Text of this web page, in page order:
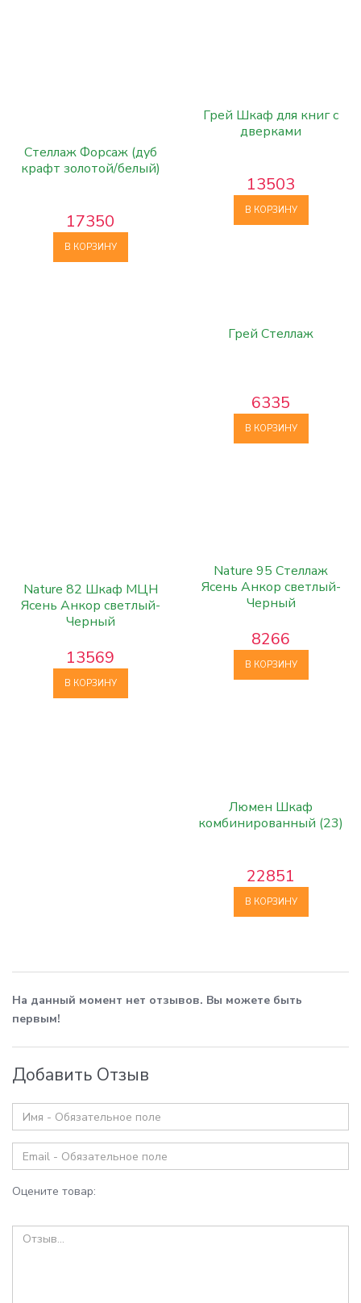
Стеллаж Форсаж (дуб
крафт золотой/белый)
17350
В КОРЗИНУ
Грей Шкаф для книг с
дверками
13503
В КОРЗИНУ
Грей Стеллаж
6335
В КОРЗИНУ
Nature 82 Шкаф МЦН
Ясень Анкор светлый-
Черный
13569
В КОРЗИНУ
Nature 95 Стеллаж
Ясень Анкор светлый-
Черный
8266
В КОРЗИНУ
Люмен Шкаф
комбинированный (23)
22851
В КОРЗИНУ
На данный момент нет отзывов. Вы можете быть
первым!
Добавить Отзыв
Оцените товар: